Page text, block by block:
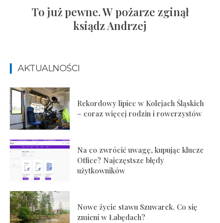
To już pewne. W pożarze zginął
ksiądz Andrzej
AKTUALNOŚCI
Rekordowy lipiec w Kolejach Śląskich
– coraz więcej rodzin i rowerzystów
Na co zwrócić uwagę, kupując klucze
Office? Najczęstsze błędy
użytkowników
Nowe życie stawu Szuwarek. Co się
zmieni w Łabędach?